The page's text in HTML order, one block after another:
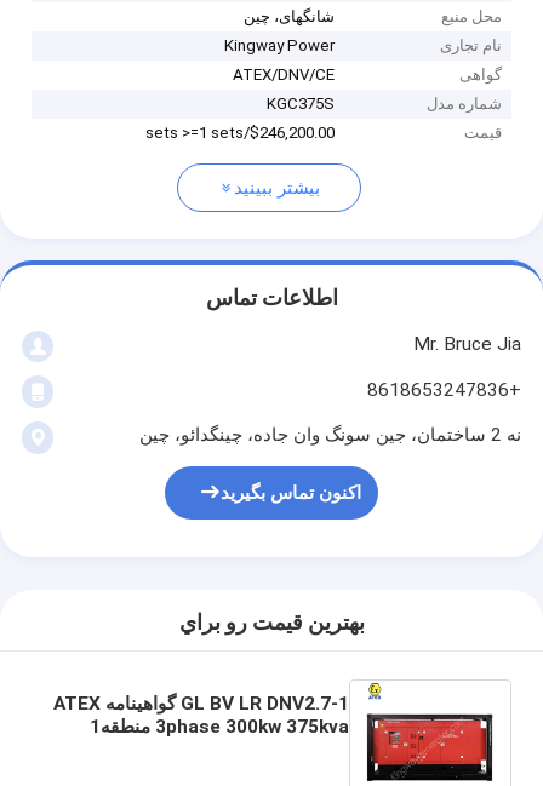
محل منبع
شانگهای، چین
نام تجاری
Kingway Power
گواهی
ATEX/DNV/CE
شماره مدل
KGC375S
قیمت
$246,200.00/sets >=1 sets
بیشتر ببینید
اطلاعات تماس
Mr. Bruce Jia
+8618653247836
نه 2 ساختمان، جین سونگ وان جاده، چینگدائو، چین
اکنون تماس بگیرید
بهترين قيمت رو براي
GL BV LR DNV2.7-1 گواهینامه ATEX
3phase 300kw 375kva منطقه1